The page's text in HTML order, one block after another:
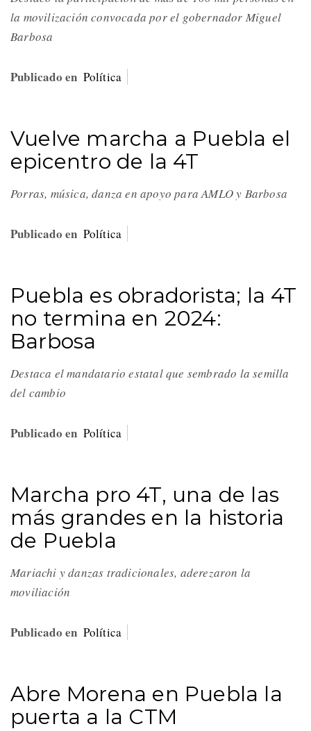
la movilización convocada por el gobernador Miguel
Barbosa
Publicado en Política
Vuelve marcha a Puebla el
epicentro de la 4T
Porras, música, danza en apoyo para AMLO y Barbosa
Publicado en Política
Puebla es obradorista; la 4T
no termina en 2024:
Barbosa
Destaca el mandatario estatal que sembrado la semilla
del cambio
Publicado en Política
Marcha pro 4T, una de las
más grandes en la historia
de Puebla
Mariachi y danzas tradicionales, aderezaron la
moviliación
Publicado en Política
Abre Morena en Puebla la
puerta a la CTM